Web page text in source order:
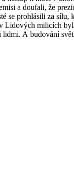
a doufali, že
prohlásili za
milicích
lidmi. A budování